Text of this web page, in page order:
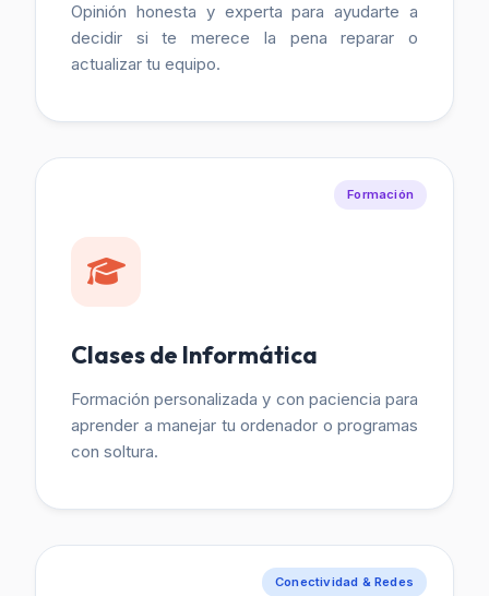
Opinión honesta y experta para ayudarte a
decidir si te merece la pena reparar o
actualizar tu equipo.
Formación
Clases de Informática
Formación personalizada y con paciencia para
aprender a manejar tu ordenador o programas
con soltura.
Conectividad & Redes